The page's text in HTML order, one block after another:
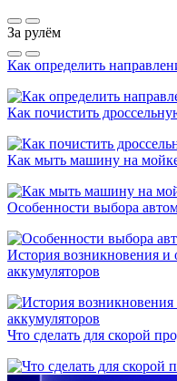
За рулём
Как определить
Как почистить
Как мыть машину на
Особенности выбора
История возникновения и
аккумуляторов
Что сделать для скорой